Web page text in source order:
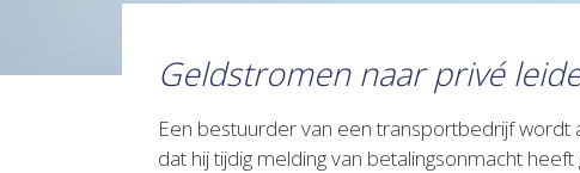
Geldstromen naar privé
Een bestuurder van een transportbedrijf wordt
dat hij tijdig melding van betalingsonmacht